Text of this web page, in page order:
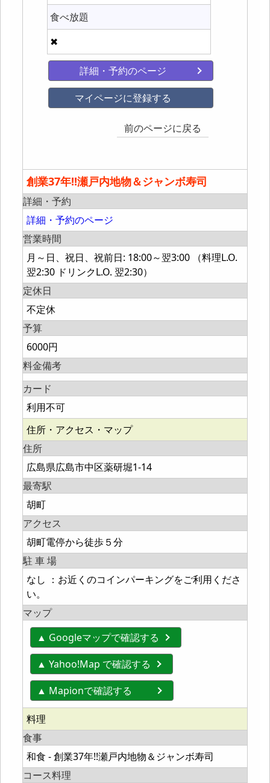
食べ放題
✖
詳細・予約のページ
マイページに登録する
前のページに戻る
創業37年!!瀬戸内地物＆ジャンボ寿司
詳細・予約
詳細・予約のページ
営業時間
月～日、祝日、祝前日: 18:00～翌3:00 （料理L.O.
翌2:30 ドリンクL.O. 翌2:30）
定休日
不定休
予算
6000円
料金備考
カード
利用不可
住所・アクセス・マップ
住所
広島県広島市中区薬研堀1-14
最寄駅
胡町
アクセス
胡町電停から徒歩５分
駐 車 場
なし ：お近くのコインパーキングをご利用くださ
い。
マップ
▲ Googleマップで確認する
▲ Yahoo!Map で確認する
▲ Mapionで確認する
料理
食事
和食 - 創業37年!!瀬戸内地物＆ジャンボ寿司
コース料理